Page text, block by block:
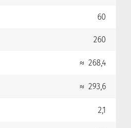
60
260
≈ 268,4
≈ 293,6
2,1